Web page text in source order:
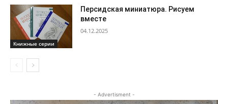
Книжные серии
Персидская миниатюра. Рисуем
вместе
04.12.2025
- Advertisment -